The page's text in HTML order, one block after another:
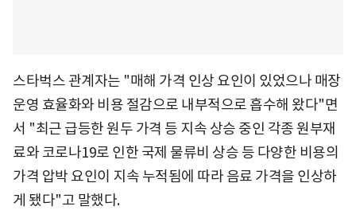
스타벅스 관계자는 "매해 가격 인상 요인이 있었으나 매장
운영 효율화와 비용 절감으로 내부적으로 흡수해 왔다"면
서 "최근 급등한 원두 가격 등 지속 상승 중인 각종 원부재
료와 코로나19로 인한 국제 물류비 상승 등 다양한 비용의
가격 압박 요인이 지속 누적됨에 따라 음료 가격을 인상하
게 됐다"고 말했다.